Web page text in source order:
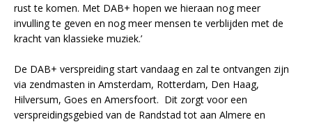
rust te komen. Met DAB+ hopen we hieraan nog meer
invulling te geven en nog meer mensen te verblijden met de
kracht van klassieke muziek.’
De DAB+ verspreiding start vandaag en zal te ontvangen zijn
via zendmasten in Amsterdam, Rotterdam, Den Haag,
Hilversum, Goes en Amersfoort. Dit zorgt voor een
verspreidingsgebied van de Randstad tot aan Almere en